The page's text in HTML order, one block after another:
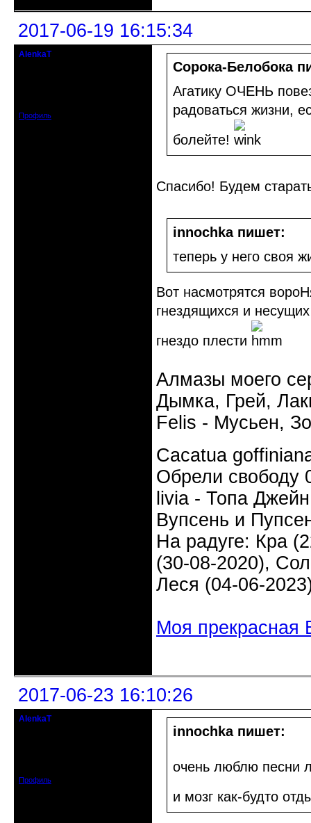
2017-06-19 16:15:34
AlenkaT
Профиль
Сорока-Белобока
Агатику ОЧЕНЬ
радоваться жизни,
болейте!
Спасибо! Будем
innochka пишет:
теперь у него своя
Вот насмотрятся
гнездящихся и
гнездо плести
Алмазы моего
Дымка, Грей,
Felis - Мусьен,
Cacatua
Обрели свободу
livia - Топа
Вупсень и
На радуге: Кра
(30-08-2020),
Леся (04-06-
Моя прекрасная
2017-06-23 16:10:26
AlenkaT
Профиль
innochka пишет:
очень люблю песни
и мозг как-будто